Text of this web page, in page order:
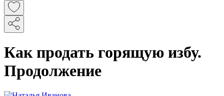
Как продать горящую избу.
Продолжение